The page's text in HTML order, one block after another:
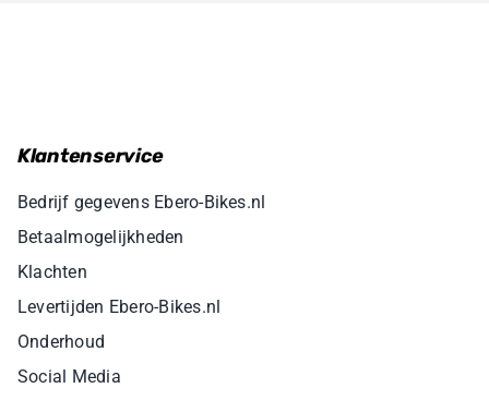
Klantenservice
Bedrijf gegevens Ebero-Bikes.nl
Betaalmogelijkheden
Klachten
Levertijden Ebero-Bikes.nl
Onderhoud
Social Media